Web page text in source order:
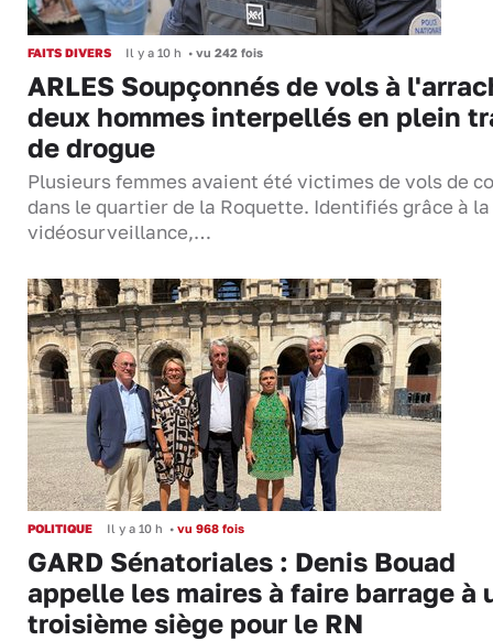
FAITS DIVERS Il y a 10 h • vu 242 fois
ARLES Soupçonnés de vols à
deux hommes interpellés en plein
de drogue
Plusieurs femmes avaient été victimes de vols de
dans le quartier de la Roquette. Identifiés grâce à la
vidéosurveillance,…
POLITIQUE Il y a 10 h • vu 968 fois
GARD Sénatoriales : Denis Bouad
appelle les maires à faire barrage à
troisième siège pour le RN